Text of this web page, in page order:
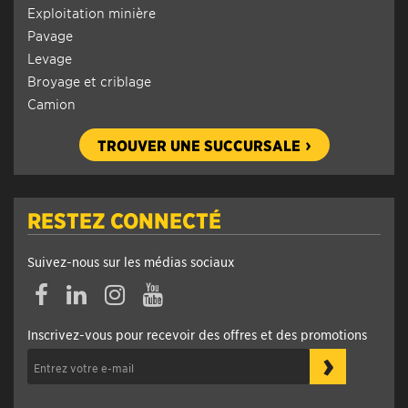
Exploitation minière
Pavage
Levage
Broyage et criblage
Camion
TROUVER UNE SUCCURSALE
RESTEZ CONNECTÉ
Suivez-nous sur les médias sociaux
Inscrivez-vous pour recevoir des offres et des promotions
›